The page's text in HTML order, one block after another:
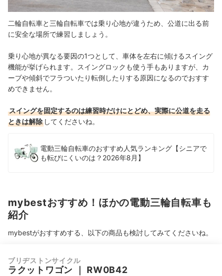
二輪自転車と三輪自転車では乗り心地が違うため、公道に出る前
に安全な場所で練習しましょう。
乗り心地が異なる要因の1つとして、車体を左右に傾けるスイング
機能が挙げられます。スイングロックも使う手もありますが、カ
ーブや傾斜でフラついたり転倒したりする原因になるのでおすす
めできません。
スイングを固定するのは練習時だけにとどめ、実際に公道を走る
ときは解除 してくださいね。
電動三輪自転車のおすすめ人気ランキング【シニアで
も転びにくいのは？2026年8月】
mybestおすすめ！ほかの電動三輪自転車も
紹介
mybestがおすすめする、以下の商品も検討してみてくださいね。
ブリヂストンサイクル
ラクットワゴン RW0B42